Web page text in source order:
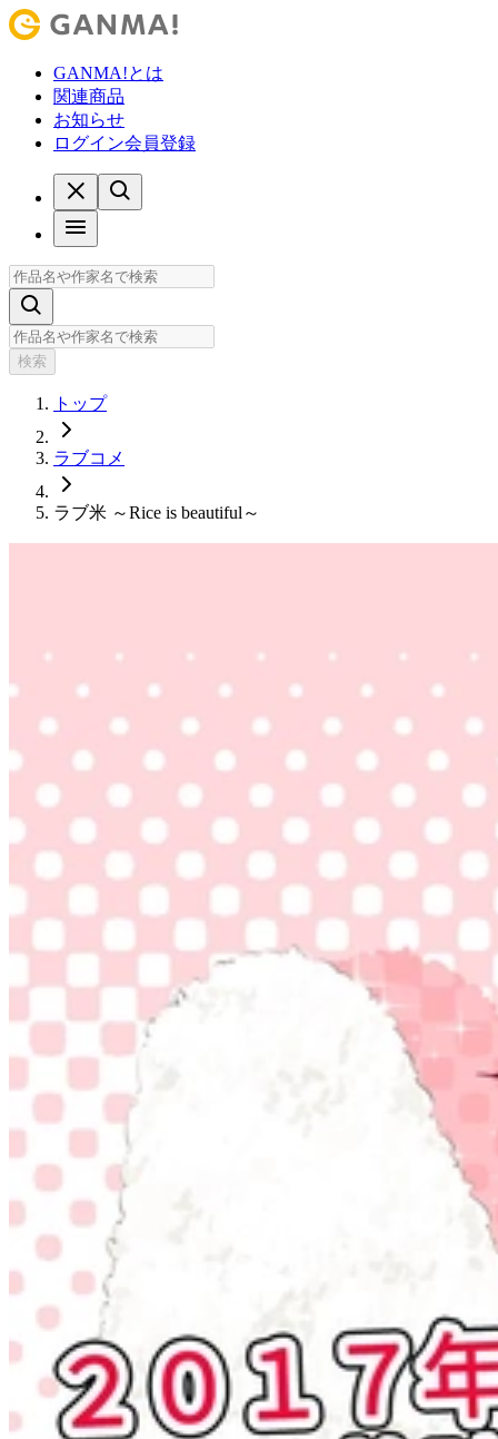
GANMA!とは
関連商品
お知らせ
ログイン会員登録
検索
トップ
ラブコメ
ラブ米 ～Rice is beautiful～